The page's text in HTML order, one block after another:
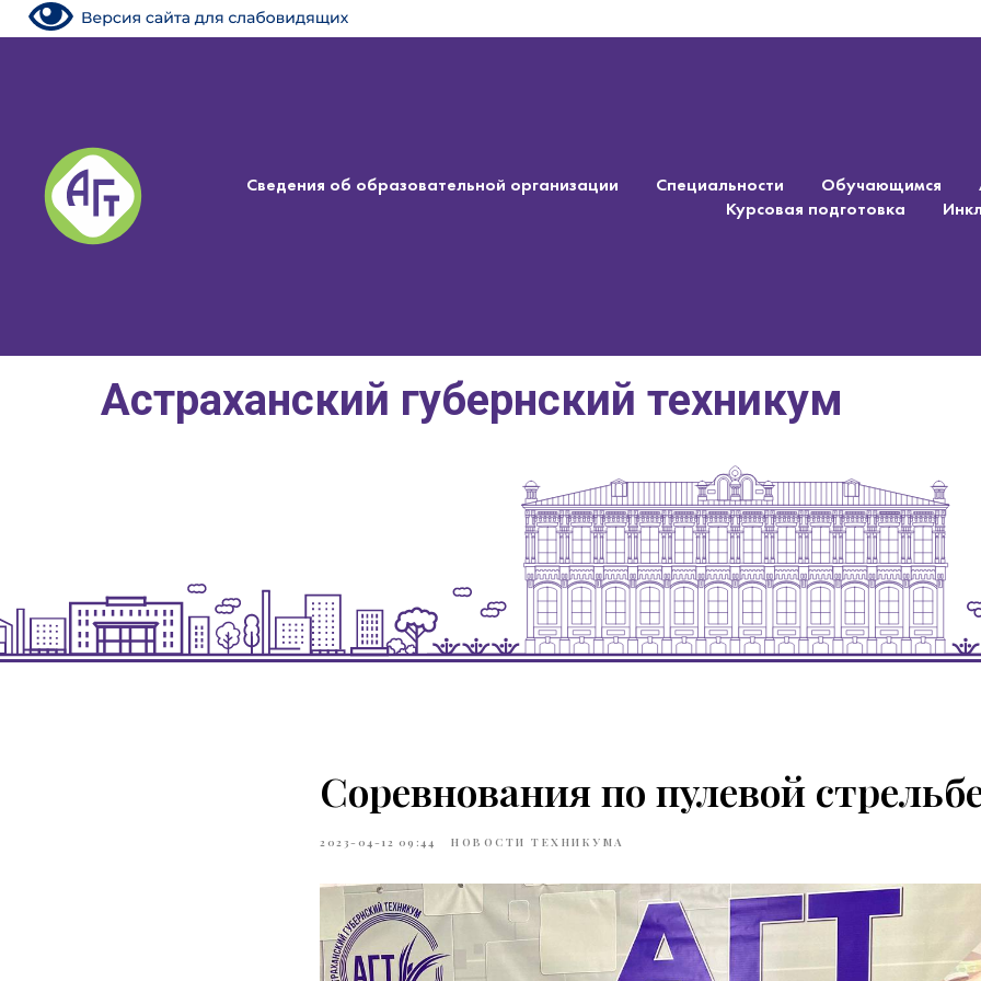
Сведения об образовательной организации Специальности Обучающимся
Курсовая подготовка
Астраханский губернский техникум
Соревнования по пулевой
2023-04-12 09:44 НОВОСТИ ТЕХНИКУМА